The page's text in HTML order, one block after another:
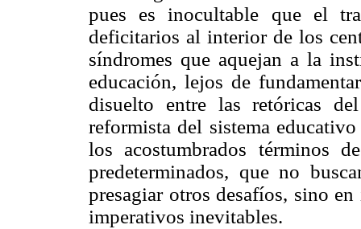
pues es inocultable que el
deficitarios al interior de los
síndromes que aquejan a la
educación, lejos de
disuelto entre las retóricas
reformista del sistema
los acostumbrados términos
predeterminados, que no
presagiar otros desafíos, sino
imperativos inevitables.